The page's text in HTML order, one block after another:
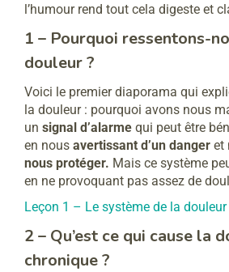
l’humour rend tout cela digeste et
1 – Pourquoi ressentons-
douleur ?
Voici le premier diaporama qui
la douleur : pourquoi avons nous
un signal d’alarme qui peut être
en nous avertissant d’un danger et
nous protéger. Mais ce système
en ne provoquant pas assez de
Leçon 1 – Le système de la douleur
2 – Qu’est ce qui cause la
chronique ?